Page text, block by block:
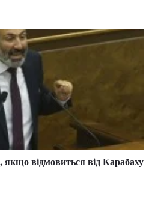
відмовиться від Карабаху